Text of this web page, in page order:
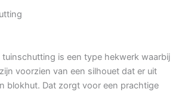
is een type hekwerk waarbij
voorzien van een silhouet dat er uit
blokhut. Dat zorgt voor een prachtige